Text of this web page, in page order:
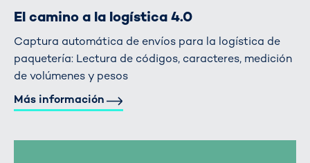
El camino a la logística 4.0
Captura automática de envíos para la logística de
paquetería: Lectura de códigos, caracteres, medición
de volúmenes y pesos
Más información